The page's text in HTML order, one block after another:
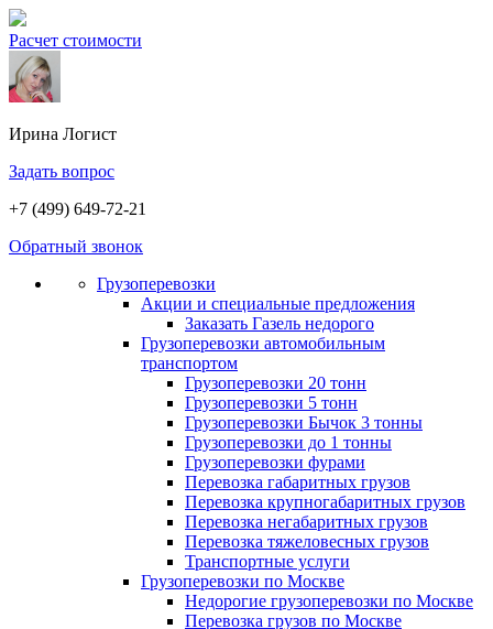
Расчет стоимости
Ирина Логист
Задать вопрос
+7 (499) 649-72-21
Обратный звонок
Грузоперевозки
Акции и специальные предложения
Заказать Газель недорого
Грузоперевозки автомобильным
транспортом
Грузоперевозки 20 тонн
Грузоперевозки 5 тонн
Грузоперевозки Бычок 3 тонны
Грузоперевозки до 1 тонны
Грузоперевозки фурами
Перевозка габаритных грузов
Перевозка крупногабаритных грузов
Перевозка негабаритных грузов
Перевозка тяжеловесных грузов
Транспортные услуги
Грузоперевозки по Москве
Недорогие грузоперевозки по Москве
Перевозка грузов по Москве